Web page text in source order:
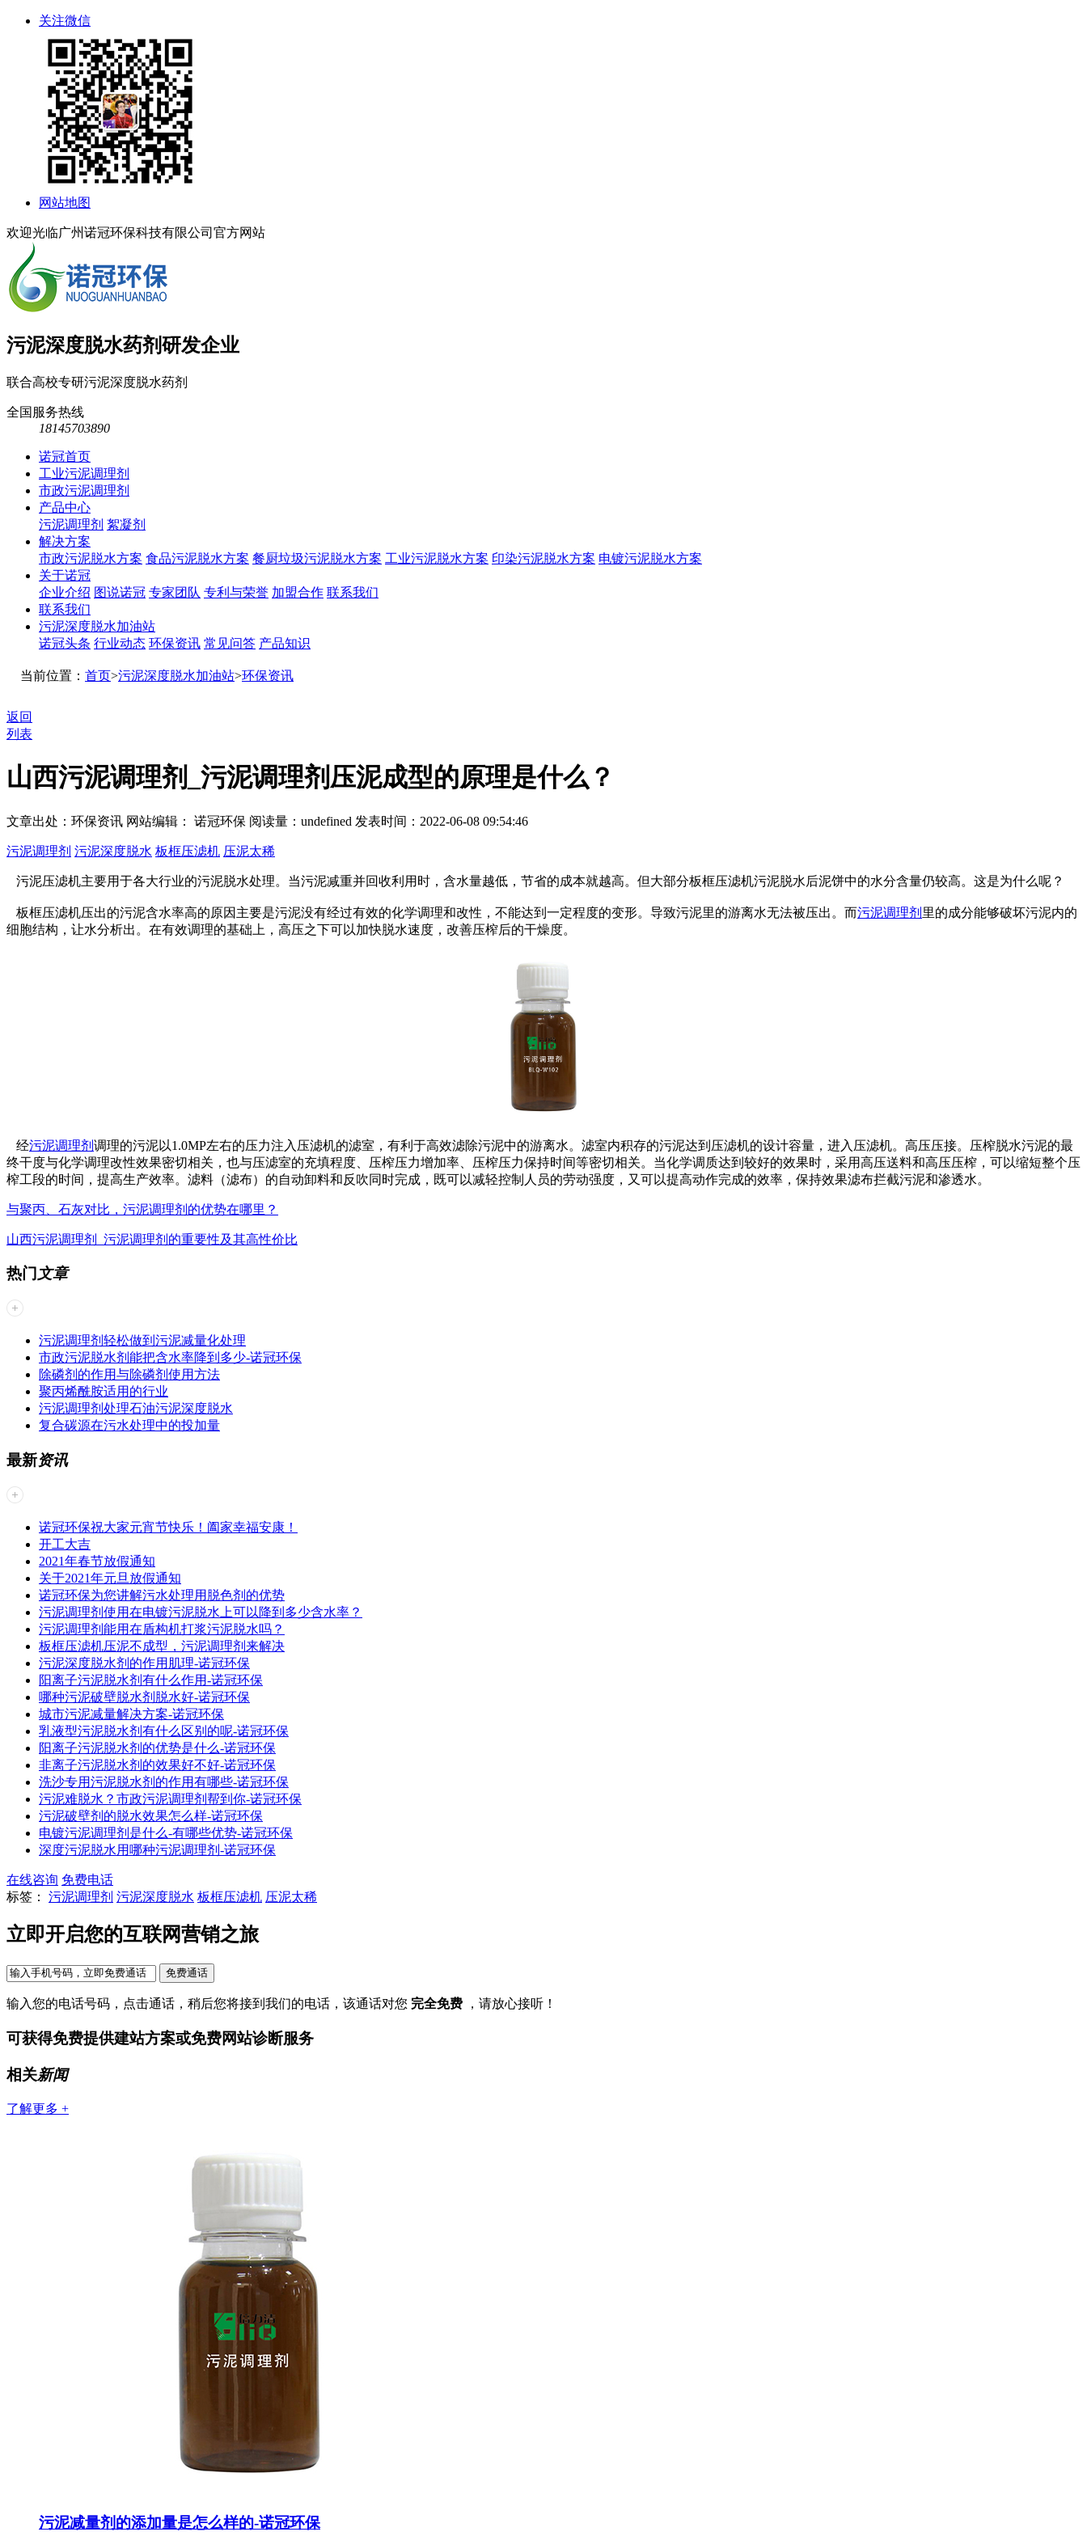
关注微信
网站地图
欢迎光临广州诺冠环保科技有限公司官方网站
污泥深度脱水药剂研发企业
联合高校专研污泥深度脱水药剂
全国服务热线
18145703890
诺冠首页
工业污泥调理剂
市政污泥调理剂
产品中心
污泥调理剂 絮凝剂
解决方案
市政污泥脱水方案 食品污泥脱水方案 餐厨垃圾污泥脱水方案 工业污泥脱水方案 印染污泥脱水方案 电镀污泥脱水方案
关于诺冠
企业介绍 图说诺冠 专家团队 专利与荣誉 加盟合作 联系我们
联系我们
污泥深度脱水加油站
诺冠头条 行业动态 环保资讯 常见问答 产品知识
当前位置： 首页>污泥深度脱水加油站>环保资讯
返回
列表
山西污泥调理剂_污泥调理剂压泥成型的原理是什么？
文章出处：环保资讯 网站编辑： 诺冠环保 阅读量： undefined 发表时间：2022-06-08 09:54:46
污泥调理剂 污泥深度脱水 板框压滤机 压泥太稀
污泥压滤机主要用于各大行业的污泥脱水处理。当污泥减重并回收利用时，含水量越低，节省的成本就越高。但大部分板框压滤机污泥脱水后泥饼中的水分含量仍较高。这是为什么呢？
板框压滤机压出的污泥含水率高的原因主要是污泥没有经过有效的化学调理和改性，不能达到一定程度的变形。导致污泥里的游离水无法被压出。而污泥调理剂 里的成分能够破坏污泥内的
细胞结构，让水分析出。在有效调理的基础上，高压之下可以加快脱水速度，改善压榨后的干燥度。
经污泥调理剂 调理的污泥以1.0MP左右的压力注入压滤机的滤室，有利于高效滤除污泥中的游离水。滤室内积存的污泥达到压滤机的设计容量，进入压滤机。高压压接。压榨脱水污泥的最
终干度与化学调理改性效果密切相关，也与压滤室的充填程度、压榨压力增加率、压榨压力保持时间等密切相关。当化学调质达到较好的效果时，采用高压送料和高压压榨，可以缩短整个压
榨工段的时间，提高生产效率。滤料（滤布）的自动卸料和反吹同时完成，既可以减轻控制人员的劳动强度，又可以提高动作完成的效率，保持效果滤布拦截污泥和渗透水。
与聚丙、石灰对比，污泥调理剂的优势在哪里？
山西污泥调理剂_污泥调理剂的重要性及其高性价比
热门 文章
污泥调理剂轻松做到污泥减量化处理
市政污泥脱水剂能把含水率降到多少-诺冠环保
除磷剂的作用与除磷剂使用方法
聚丙烯酰胺适用的行业
污泥调理剂处理石油污泥深度脱水
复合碳源在污水处理中的投加量
最新资讯
诺冠环保祝大家元宵节快乐！阖家幸福安康！
开工大吉
2021年春节放假通知
关于2021年元旦放假通知
诺冠环保为您讲解污水处理用脱色剂的优势
污泥调理剂使用在电镀污泥脱水上可以降到多少含水率？
污泥调理剂能用在盾构机打浆污泥脱水吗？
板框压滤机压泥不成型，污泥调理剂来解决
污泥深度脱水剂的作用肌理-诺冠环保
阳离子污泥脱水剂有什么作用-诺冠环保
哪种污泥破壁脱水剂脱水好-诺冠环保
城市污泥减量解决方案-诺冠环保
乳液型污泥脱水剂有什么区别的呢-诺冠环保
阳离子污泥脱水剂的优势是什么-诺冠环保
非离子污泥脱水剂的效果好不好-诺冠环保
洗沙专用污泥脱水剂的作用有哪些-诺冠环保
污泥难脱水？市政污泥调理剂帮到你-诺冠环保
污泥破壁剂的脱水效果怎么样-诺冠环保
电镀污泥调理剂是什么-有哪些优势-诺冠环保
深度污泥脱水用哪种污泥调理剂-诺冠环保
在线咨询 免费电话
标签：
污泥调理剂 污泥深度脱水 板框压滤机 压泥太稀
立即开启您的互联网营销之旅
输入您的电话号码，点击通话，稍后您将接到我们的电话，该通话对您 完全免费 ，请放心接听！
可获得免费提供建站方案或免费网站诊断服务
相关新闻
了解更多 +
污泥减量剂的添加量是怎么样的-诺冠环保